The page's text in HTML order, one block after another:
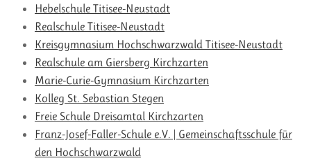
Hebelschule Titisee-Neustadt
Realschule Titisee-Neustadt
Kreisgymnasium Hochschwarzwald Titisee-Neustadt
Realschule am Giersberg Kirchzarten
Marie-Curie-Gymnasium Kirchzarten
Kolleg St. Sebastian Stegen
Freie Schule Dreisamtal Kirchzarten
Franz-Josef-Faller-Schule e.V. | Gemeinschaftsschule für
den Hochschwarzwald